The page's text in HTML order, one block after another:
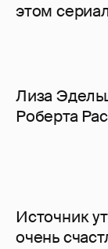
этом
Лиза
Роберта
Источник
очень